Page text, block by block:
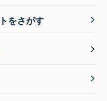
をさがす